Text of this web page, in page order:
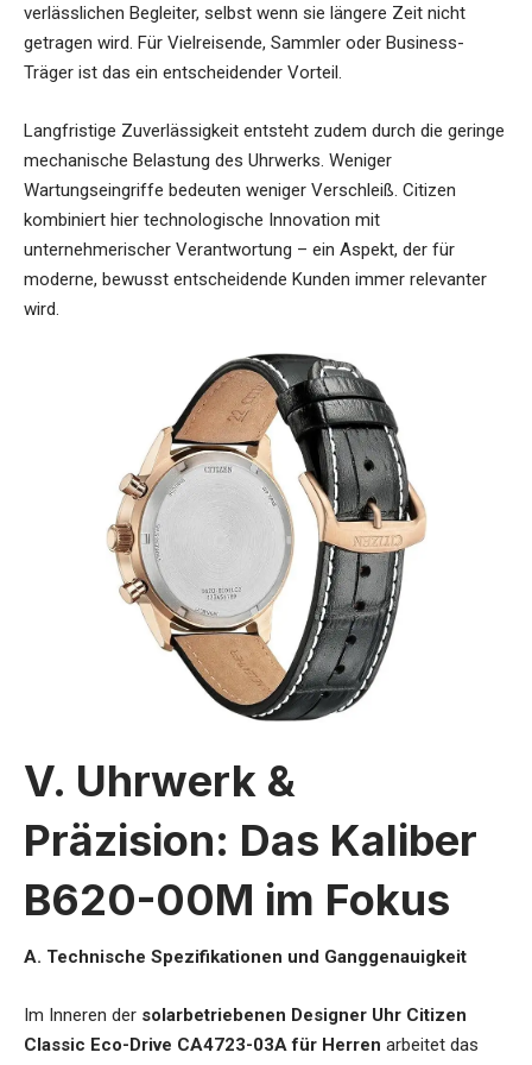
verlässlichen Begleiter, selbst wenn sie längere Zeit nicht
getragen wird. Für Vielreisende, Sammler oder Business-
Träger ist das ein entscheidender Vorteil.
Langfristige Zuverlässigkeit entsteht zudem durch die geringe
mechanische Belastung des Uhrwerks. Weniger
Wartungseingriffe bedeuten weniger Verschleiß. Citizen
kombiniert hier technologische Innovation mit
unternehmerischer Verantwortung – ein Aspekt, der für
moderne, bewusst entscheidende Kunden immer relevanter
wird.
V. Uhrwerk &
Präzision: Das Kaliber
B620-00M im Fokus
A. Technische Spezifikationen und Ganggenauigkeit
Im Inneren der solarbetriebenen Designer Uhr Citizen
Classic Eco-Drive CA4723-03A für Herren arbeitet das